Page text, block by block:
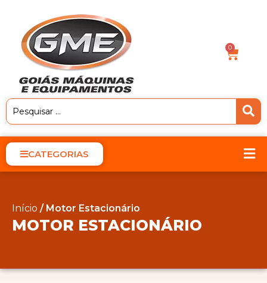
0
CATEGORIAS
Início / Motor Estacionário
MOTOR ESTACIONÁRIO